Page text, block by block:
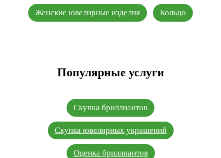
Женские ювелирные изделия Кольцо
Популярные услуги
Скупка бриллиантов
Скупка ювелирных украшений
Оценка бриллиантов